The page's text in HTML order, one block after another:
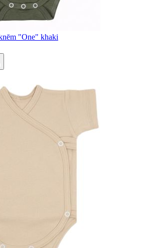
"One" khaki